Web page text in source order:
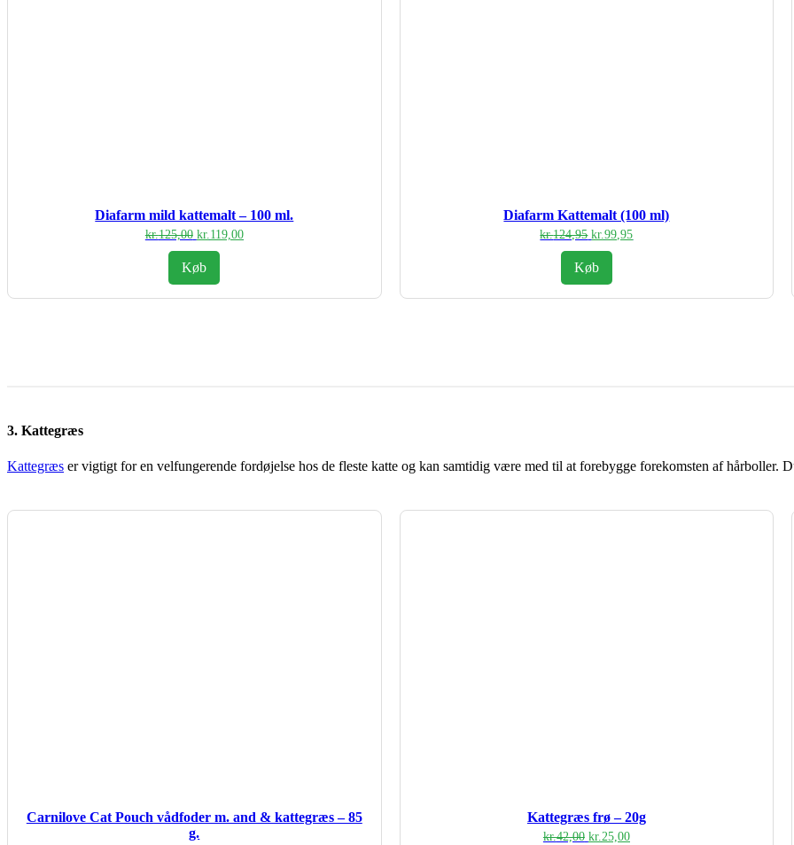
Diafarm mild kattemalt – 100 ml.
kr.125,00 Den
oprindelige
pris
var:
kr.119,00Den
Køb
Diafarm Kattemalt (100 ml)
kr.124,95 Den
oprindelige
pris
var:
kr.99,95Den
Køb
3. Kattegræs
Kattegræs er vigtigt for en velfungerende fordøjelse hos de fleste katte og kan samtidig være med til at forebygge forekomsten af hårboller.
Carnilove Cat Pouch vådfoder m. and & kattegræs – 85
g.
Kattegræs frø – 20g
kr.42,00 Den
kr.25,00Den